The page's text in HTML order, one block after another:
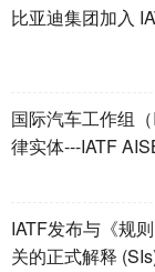
比亚迪集团加入
国际汽车工作组
律实体---IATF
IATF发布与《规
关的正式解释